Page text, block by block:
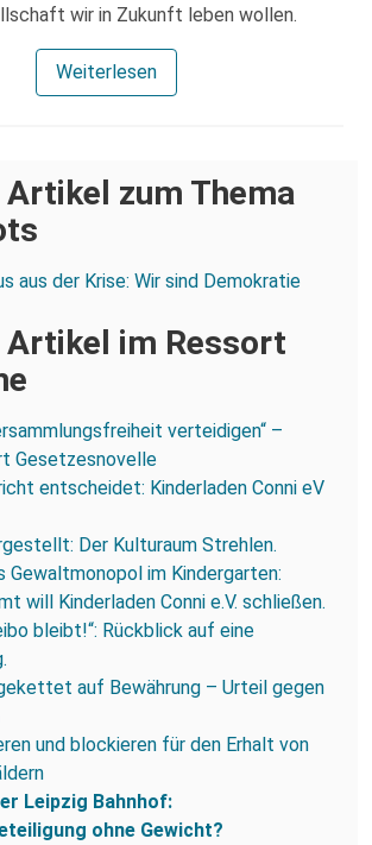
wir in Zukunft leben wollen.
Weiterlesen
Artikel zum Thema
aus der Krise: Wir sind Demokratie
Artikel im Ressort
verteidigen“ –
Gesetzesnovelle
entscheidet: Kinderladen Conni eV
Der Kulturaum Strehlen.
Gewaltmonopol im Kindergarten:
will Kinderladen Conni e.V. schließen.
bleibt!“: Rückblick auf eine
auf Bewährung – Urteil gegen
und blockieren für den Erhalt von
Leipzig Bahnhof:
ohne Gewicht?